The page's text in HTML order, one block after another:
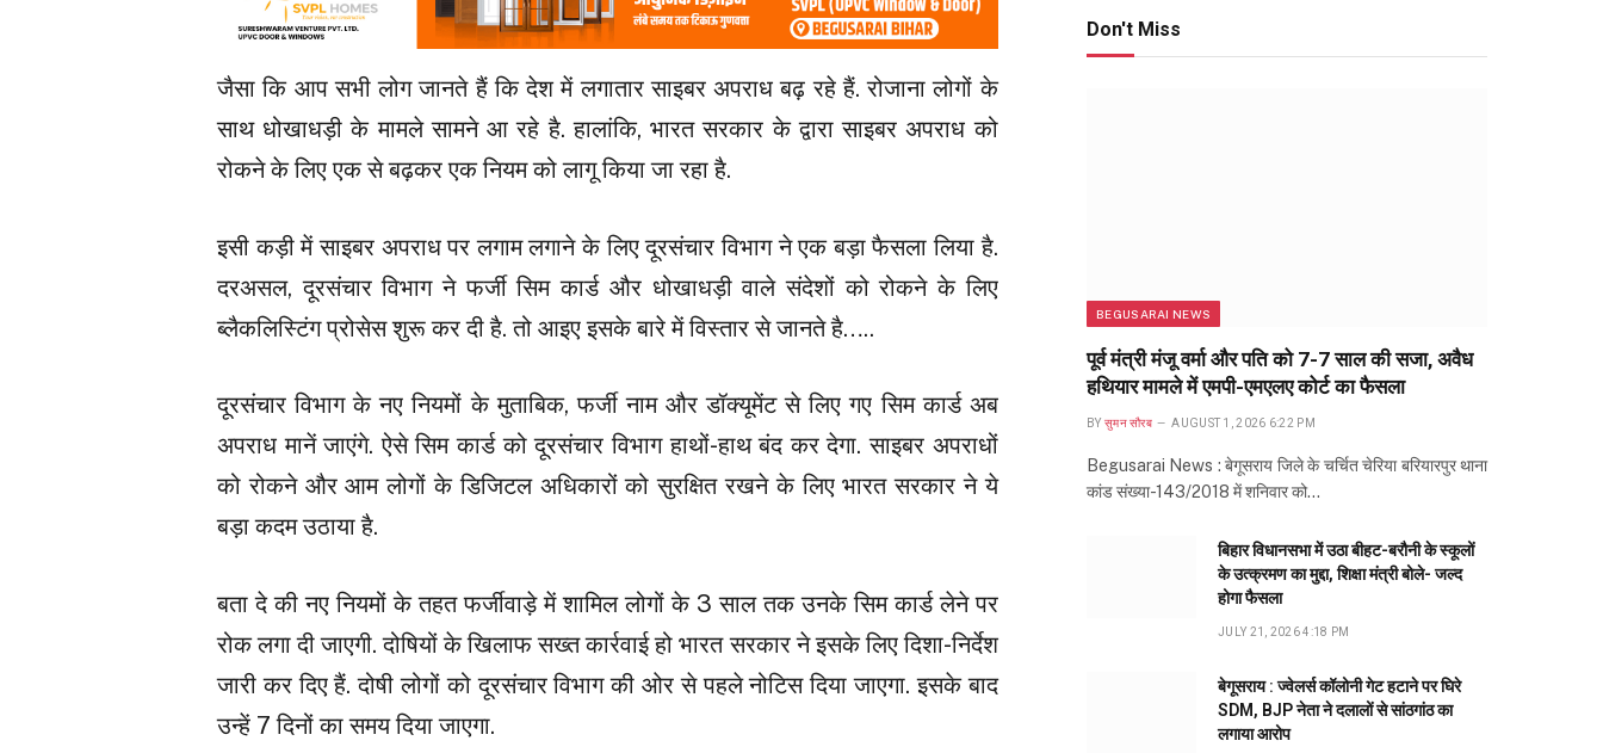
जैसा कि आप सभी लोग जानते हैं कि देश में लगातार साइबर अपराध बढ़ रहे हैं. रोजाना लोगों के
साथ धोखाधड़ी के मामले सामने आ रहे है. हालांकि, भारत सरकार के द्वारा साइबर अपराध को
रोकने के लिए एक से बढ़कर एक नियम को लागू किया जा रहा है.
इसी कड़ी में साइबर अपराध पर लगाम लगाने के लिए दूरसंचार विभाग ने एक बड़ा फैसला लिया है.
दरअसल, दूरसंचार विभाग ने फर्जी सिम कार्ड और धोखाधड़ी वाले संदेशों को रोकने के लिए
ब्लैकलिस्टिंग प्रोसेस शुरू कर दी है. तो आइए इसके बारे में विस्तार से जानते है…..
दूरसंचार विभाग के नए नियमों के मुताबिक, फर्जी नाम और डॉक्यूमेंट से लिए गए सिम कार्ड अब
अपराध मानें जाएंगे. ऐसे सिम कार्ड को दूरसंचार विभाग हाथों-हाथ बंद कर देगा. साइबर अपराधों
को रोकने और आम लोगों के डिजिटल अधिकारों को सुरक्षित रखने के लिए भारत सरकार ने ये
बड़ा कदम उठाया है.
बता दे की नए नियमों के तहत फर्जीवाड़े में शामिल लोगों के 3 साल तक उनके सिम कार्ड लेने पर
रोक लगा दी जाएगी. दोषियों के खिलाफ सख्त कार्रवाई हो भारत सरकार ने इसके लिए दिशा-निर्देश
जारी कर दिए हैं. दोषी लोगों को दूरसंचार विभाग की ओर से पहले नोटिस दिया जाएगा. इसके बाद
उन्हें 7 दिनों का समय दिया जाएगा.
Don't Miss
BEGUSARAI NEWS
पूर्व मंत्री मंजू वर्मा और पति को 7-7 साल की सजा, अवैध
हथियार मामले में एमपी-एमएलए कोर्ट का फैसला
BY सुमन सौरब AUGUST 1, 2026 6:22 PM
Begusarai News : बेगूसराय जिले के चर्चित चेरिया बरियारपुर थाना
कांड संख्या-143/2018 में शनिवार को…
बिहार विधानसभा में उठा बीहट-बरौनी के स्कूलों
के उत्क्रमण का मुद्दा, शिक्षा मंत्री बोले- जल्द
होगा फैसला
JULY 21, 2026 4:18 PM
बेगूसराय : ज्वेलर्स कॉलोनी गेट हटाने पर घिरे
SDM, BJP नेता ने दलालों से सांठगांठ का
लगाया आरोप